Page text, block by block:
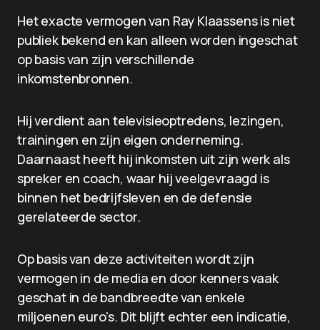
Het exacte vermogen van Ray Klaassens is niet
publiek bekend en kan alleen worden ingeschat
op basis van zijn verschillende
inkomstenbronnen.
Hij verdient aan televisieoptredens, lezingen,
trainingen en zijn eigen onderneming.
Daarnaast heeft hij inkomsten uit zijn werk als
spreker en coach, waar hij veelgevraagd is
binnen het bedrijfsleven en de defensie
gerelateerde sector.
Op basis van deze activiteiten wordt zijn
vermogen in de media en door kenners vaak
geschat in de bandbreedte van enkele
miljoenen euro’s. Dit blijft echter een indicatie,